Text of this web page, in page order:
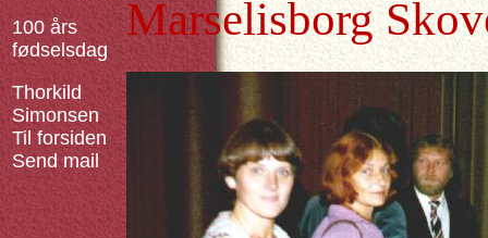
100 års
fødselsdag
Thorkild
Simonsen
Til forsiden
Send mail
Marselisborg